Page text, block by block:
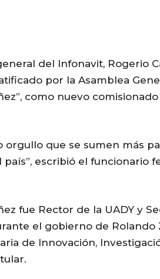
del Infonavit, Rogerio
por la Asamblea
como nuevo
orgullo que se sumen más
escribió el funcionario
fue Rector de la UADYy
el gobierno de Rolando
de Innovación,